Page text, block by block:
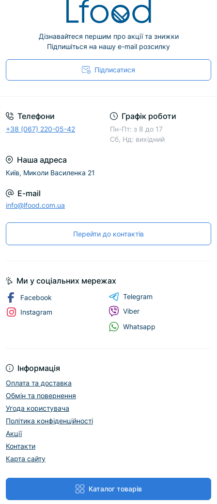
Дізнавайтеся першим про акції та знижки
Підпишіться на нашу e-mail розсилку
Підписатися
Телефони
+38 (067) 220-05-42
Графік роботи
Пн-Пт: з 8 до 17
Сб, Нд: вихідний
Наша адреса
Київ, Миколи Василенка 21
E-mail
info@lfood.com.ua
Перейти до контактів
Інформація
Оплата та доставка
Обмін та повернення
Угода користувача
Політика конфіденційності
Акції
Контакти
Карта сайту
Каталог товарів
Ми у соціальних мережах
Facebook
Instagram
Telegram
Viber
Whatsapp